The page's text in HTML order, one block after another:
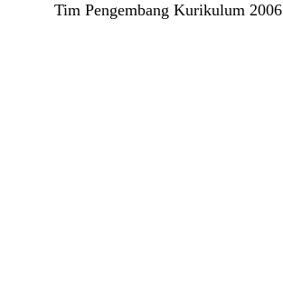
Tim Pengembang Kurikulum 2006